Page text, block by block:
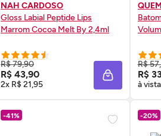
NAH CARDOSO
Gloss Labial Peptide Lips
Marrom Cocoa Melt By 2,4ml
R$ 79,90
R$ 43,90
2x R$ 21,95
COMPRE AGORA ❯
ADICIONAR À
R$
R$
à vista
-41% -20%